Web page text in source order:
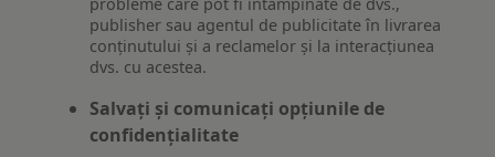
publisher sau agentul de publicitate în livrarea
conținutului și a reclamelor și la interacțiunea
dvs. cu acestea.
Salvați și comunicați opțiunile de
confidențialitate